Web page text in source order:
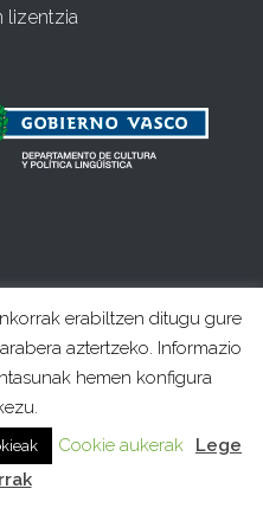
lizentzia
erabiltzen ditugu gure
aztertzeko. Informazio
hemen konfigura
Cookie aukerak
Lege